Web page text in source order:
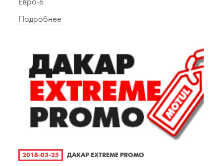
Евро-6
Подробнее
2018-03-25 ДАКАР EXTREME PROMO